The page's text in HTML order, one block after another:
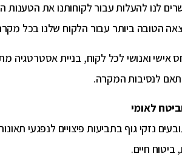
לנו להעלות עבור לקוחותנו את
הטובה ביותר עבור הלקוח שלנו בכל
אישי ואנושי לכל לקוח, בניית
לנסיבות המקרה.
לאומי
נזקי גוף בתביעות פיצויים לנפגעי
ביטוח חיים.